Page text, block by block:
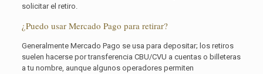
solicitar el retiro.
¿Puedo usar Mercado Pago para retirar?
Generalmente Mercado Pago se usa para depositar; los retiros
suelen hacerse por transferencia CBU/CVU a cuentas o billeteras
a tu nombre, aunque algunos operadores permiten